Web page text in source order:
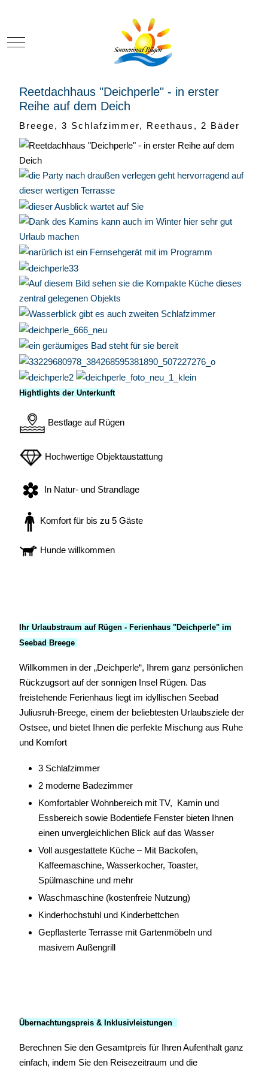
Mobile Menu Toggle
Reetdachhaus "Deichperle" - in erster
Reihe auf dem Deich
Breege, 3 Schlafzimmer, Reethaus, 2 Bäder
Hightlights der Unterkunft
Bestlage auf Rügen
Hochwertige Objektaustattung
In Natur- und Strandlage
Komfort für bis zu 5 Gäste
Hunde willkommen
Ihr Urlaubstraum auf Rügen - Ferienhaus "Deichperle" im
Seebad Breege
Willkommen in der „Deichperle“, Ihrem ganz persönlichen
Rückzugsort auf der sonnigen Insel Rügen. Das
freistehende Ferienhaus liegt im idyllischen Seebad
Juliusruh-Breege, einem der beliebtesten Urlaubsziele der
Ostsee, und bietet Ihnen die perfekte Mischung aus Ruhe
und Komfort
3 Schlafzimmer
2 moderne Badezimmer
Komfortabler Wohnbereich mit TV, Kamin und
Essbereich sowie Bodentiefe Fenster bieten Ihnen
einen unvergleichlichen Blick auf das Wasser
Voll ausgestattete Küche – Mit Backofen,
Kaffeemaschine, Wasserkocher, Toaster,
Spülmaschine und mehr
Waschmaschine (kostenfreie Nutzung)
Kinderhochstuhl und Kinderbettchen
Gepflasterte Terrasse mit Gartenmöbeln und
masivem Außengrill
Übernachtungspreis & Inklusivleistungen
Berechnen Sie den Gesamtpreis für Ihren Aufenthalt ganz
einfach, indem Sie den Reisezeitraum und die